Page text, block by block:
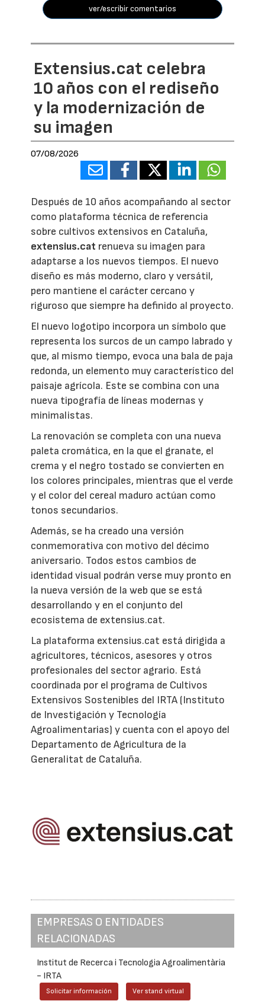
ver/escribir comentarios
Extensius.cat celebra
10 años con el rediseño
y la modernización de
su imagen
07/08/2026
Después de 10 años acompañando al sector
como plataforma técnica de referencia
sobre cultivos extensivos en Cataluña,
extensius.cat renueva su imagen para
adaptarse a los nuevos tiempos. El nuevo
diseño es más moderno, claro y versátil,
pero mantiene el carácter cercano y
riguroso que siempre ha definido al proyecto.
El nuevo logotipo incorpora un símbolo que
representa los surcos de un campo labrado y
que, al mismo tiempo, evoca una bala de paja
redonda, un elemento muy característico del
paisaje agrícola. Este se combina con una
nueva tipografía de líneas modernas y
minimalistas.
La renovación se completa con una nueva
paleta cromática, en la que el granate, el
crema y el negro tostado se convierten en
los colores principales, mientras que el verde
y el color del cereal maduro actúan como
tonos secundarios.
Además, se ha creado una versión
conmemorativa con motivo del décimo
aniversario. Todos estos cambios de
identidad visual podrán verse muy pronto en
la nueva versión de la web que se está
desarrollando y en el conjunto del
ecosistema de extensius.cat.
La plataforma extensius.cat está dirigida a
agricultores, técnicos, asesores y otros
profesionales del sector agrario. Está
coordinada por el programa de Cultivos
Extensivos Sostenibles del IRTA (Instituto
de Investigación y Tecnología
Agroalimentarias) y cuenta con el apoyo del
Departamento de Agricultura de la
Generalitat de Cataluña.
EMPRESAS O ENTIDADES
RELACIONADAS
Institut de Recerca i Tecnologia Agroalimentària
- IRTA
Solicitar información Ver stand virtual